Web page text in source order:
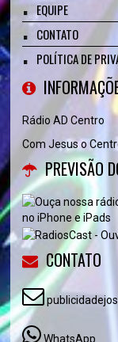
EQUIPE
CONTATO
POLÍTICA DE
Rádio AD Centro
Com Jesus o
PREVISÃO
CONTATO
WhatsApp